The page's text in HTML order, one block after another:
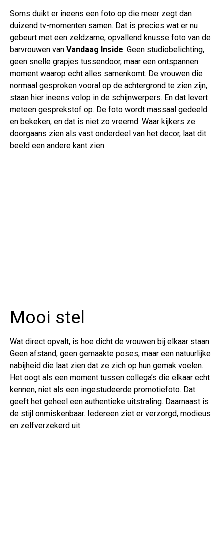
Soms duikt er ineens een foto op die meer zegt dan
duizend tv-momenten samen. Dat is precies wat er nu
gebeurt met een zeldzame, opvallend knusse foto van de
barvrouwen van Vandaag Inside. Geen studiobelichting,
geen snelle grapjes tussendoor, maar een ontspannen
moment waarop echt alles samenkomt. De vrouwen die
normaal gesproken vooral op de achtergrond te zien zijn,
staan hier ineens volop in de schijnwerpers. En dat levert
meteen gesprekstof op. De foto wordt massaal gedeeld
en bekeken, en dat is niet zo vreemd. Waar kijkers ze
doorgaans zien als vast onderdeel van het decor, laat dit
beeld een andere kant zien.
Mooi stel
Wat direct opvalt, is hoe dicht de vrouwen bij elkaar staan.
Geen afstand, geen gemaakte poses, maar een natuurlijke
nabijheid die laat zien dat ze zich op hun gemak voelen.
Het oogt als een moment tussen collega’s die elkaar echt
kennen, niet als een ingestudeerde promotiefoto. Dat
geeft het geheel een authentieke uitstraling. Daarnaast is
de stijl onmiskenbaar. Iedereen ziet er verzorgd, modieus
en zelfverzekerd uit.